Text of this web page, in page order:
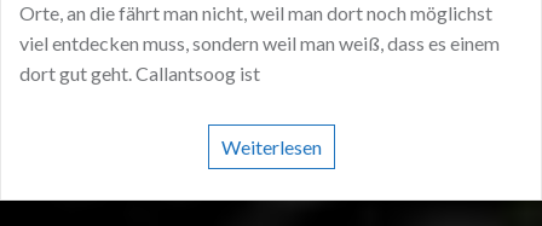
Orte, an die fährt man nicht, weil man dort noch möglichst
viel entdecken muss, sondern weil man weiß, dass es einem
dort gut geht. Callantsoog ist
Weiterlesen